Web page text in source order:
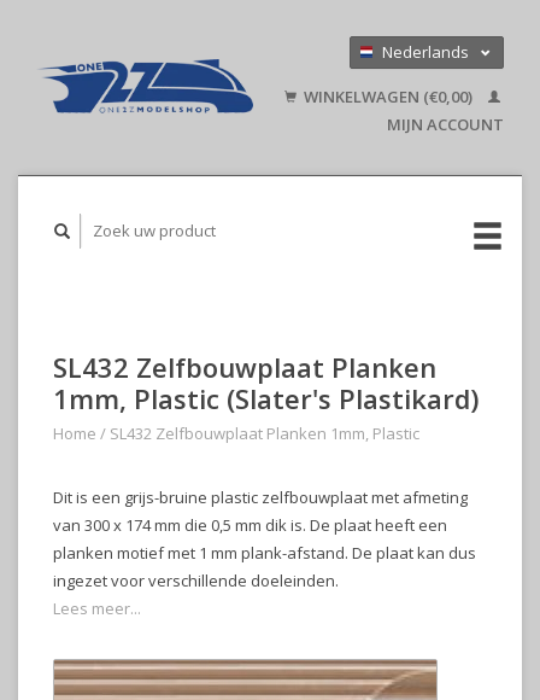
Nederlands
English
WINKELWAGEN (€0,00)
MIJN ACCOUNT
SL432 Zelfbouwplaat Planken
1mm, Plastic (Slater's Plastikard)
Home / SL432 Zelfbouwplaat Planken 1mm, Plastic
Dit is een grijs-bruine plastic zelfbouwplaat met afmeting
van 300 x 174 mm die 0,5 mm dik is. De plaat heeft een
planken motief met 1 mm plank-afstand. De plaat kan dus
ingezet voor verschillende doeleinden.
Lees meer...